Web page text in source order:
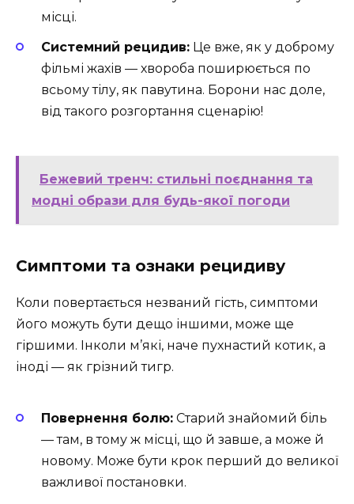
місці.
Системний рецидив: Це вже, як у доброму
фільмі жахів — хвороба поширюється по
всьому тілу, як павутина. Борони нас доле,
від такого розгортання сценарію!
Бежевий тренч: стильні поєднання та
модні образи для будь-якої погоди
Симптоми та ознаки рецидиву
Коли повертається незваний гість, симптоми
його можуть бути дещо іншими, може ще
гіршими. Інколи м’які, наче пухнастий котик, а
іноді — як грізний тигр.
Повернення болю: Старий знайомий біль
— там, в тому ж місці, що й завше, а може й
новому. Може бути крок перший до великої
важливої постановки.